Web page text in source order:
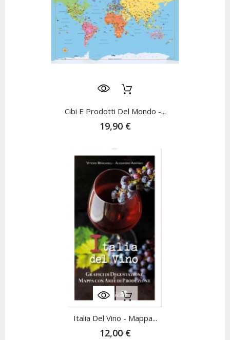
Cibi E Prodotti Del Mondo -...
19,90 €
Italia Del Vino - Mappa...
12,00 €